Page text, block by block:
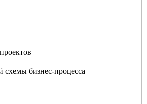
схемы бизнес-процесса